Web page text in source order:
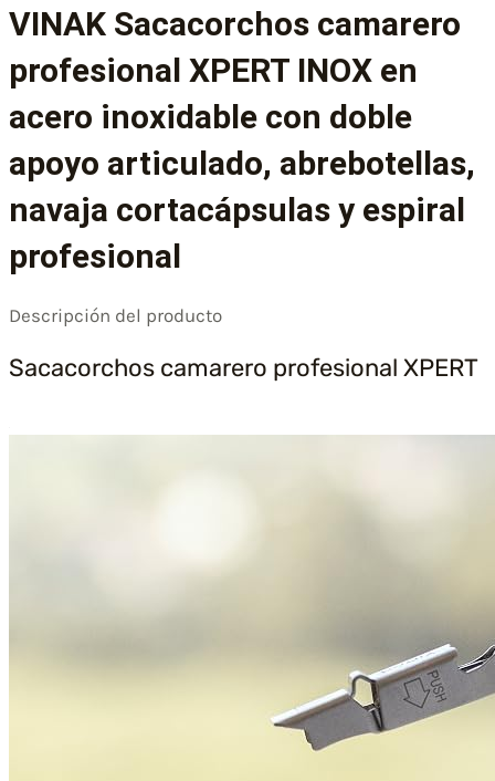
VINAK Sacacorchos camarero
profesional XPERT INOX en
acero inoxidable con doble
apoyo articulado, abrebotellas,
navaja cortacápsulas y espiral
profesional
Descripción del producto
Sacacorchos camarero profesional XPERT